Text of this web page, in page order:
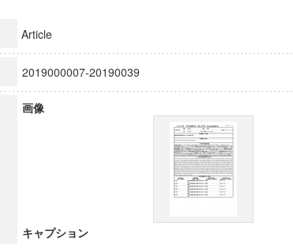
Article
2019000007-20190039
画像
キャプション